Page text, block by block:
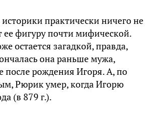
практически ничего не
ее фигуру почти мифической.
остается загадкой, правда,
она раньше мужа,
после рождения Игоря. А, по
Рюрик умер, когда Игорю
(в 879 г.).